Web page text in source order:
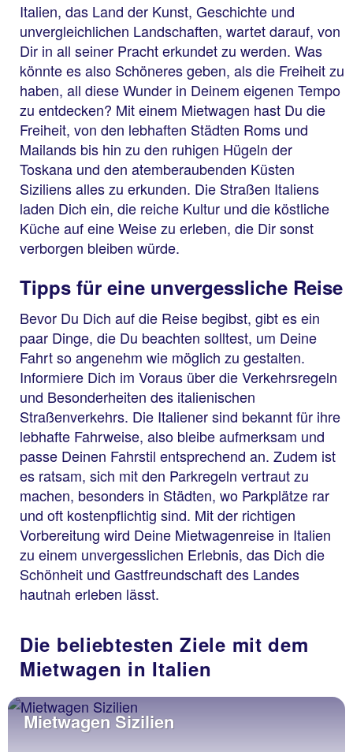
Italien, das Land der Kunst, Geschichte und
unvergleichlichen Landschaften, wartet darauf, von
Dir in all seiner Pracht erkundet zu werden. Was
könnte es also Schöneres geben, als die Freiheit zu
haben, all diese Wunder in Deinem eigenen Tempo
zu entdecken? Mit einem Mietwagen hast Du die
Freiheit, von den lebhaften Städten Roms und
Mailands bis hin zu den ruhigen Hügeln der
Toskana und den atemberaubenden Küsten
Siziliens alles zu erkunden. Die Straßen Italiens
laden Dich ein, die reiche Kultur und die köstliche
Küche auf eine Weise zu erleben, die Dir sonst
verborgen bleiben würde.
Tipps für eine unvergessliche Reise
Bevor Du Dich auf die Reise begibst, gibt es ein
paar Dinge, die Du beachten solltest, um Deine
Fahrt so angenehm wie möglich zu gestalten.
Informiere Dich im Voraus über die Verkehrsregeln
und Besonderheiten des italienischen
Straßenverkehrs. Die Italiener sind bekannt für ihre
lebhafte Fahrweise, also bleibe aufmerksam und
passe Deinen Fahrstil entsprechend an. Zudem ist
es ratsam, sich mit den Parkregeln vertraut zu
machen, besonders in Städten, wo Parkplätze rar
und oft kostenpflichtig sind. Mit der richtigen
Vorbereitung wird Deine Mietwagenreise in Italien
zu einem unvergesslichen Erlebnis, das Dich die
Schönheit und Gastfreundschaft des Landes
hautnah erleben lässt.
Die beliebtesten Ziele mit dem
Mietwagen in Italien
Mietwagen Sizilien